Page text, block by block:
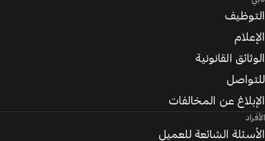
التوظيف
الإعلام
الوثائق القانونية
للتواصل
الإبلاغ عن المخالفات
الأفراد
الأسئلة الشائعة للعميل